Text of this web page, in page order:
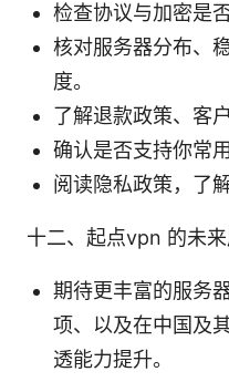
检查协议与加密是
核对服务器分布、
度。
了解退款政策、客
确认是否支持你常
阅读隐私政策，了
十二、起点vpn 的未来
期待更丰富的服务
项、以及在中国及
透能力提升。